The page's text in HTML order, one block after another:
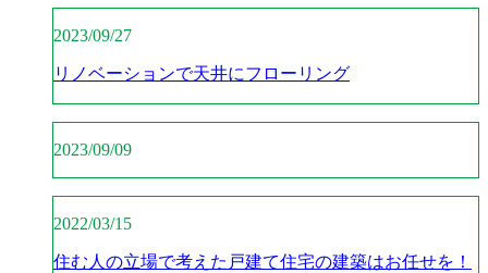
2023/09/27
リノベーションで天井にフローリング
2023/09/09
2022/03/15
住む人の立場で考えた戸建て住宅の建築はお任せを！